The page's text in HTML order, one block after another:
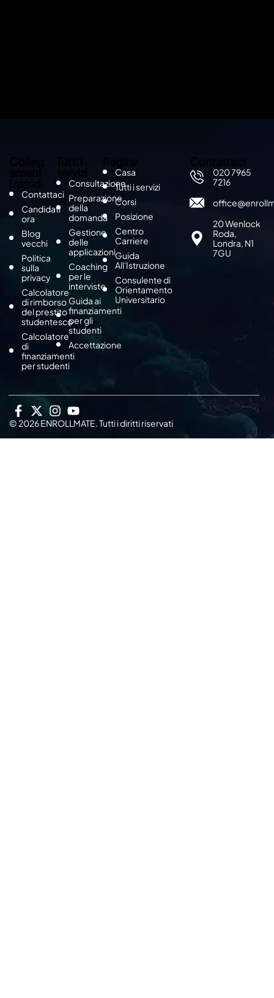
Contattaci
Candidati
ora
Blog
vecchi
Politica
sulla
privacy
Calcolatore
di rimborso
del prestito
studentesco
Calcolatore
di
finanziamenti
per studenti
Consultazione
Preparazione
della
domanda
Gestione
delle
applicazioni
Coaching
per le
interviste
Guida ai
finanziamenti
per gli
studenti
Accettazione
Casa
Tutti i servizi
Corsi
Posizione
Centro
Carriere
Guida
All'Istruzione
Consulente di
Orientamento
Universitario
Contattaci
020 7965
7216
20 Wenlock
Roda,
Londra, N1
7GU
© 2026 ENROLLMATE. Tutti i diritti riservati